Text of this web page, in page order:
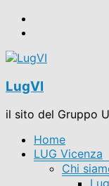
Salta
LugVI
il sito del Gruppo
Menu Home
LUG Vicenza
Chi